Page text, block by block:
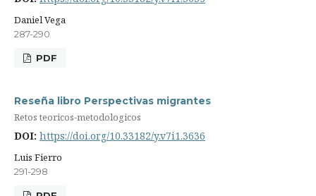
Daniel Vega
287-290
PDF
Reseña libro Perspectivas migrantes
Retos teoricos-metodologicos
DOI: https://doi.org/10.33182/y.v7i1.3636
Luis Fierro
291-298